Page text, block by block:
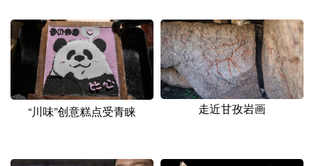
多语种频道
English Español Français عربى
Русский язык 日本語 한국어
“川味”创意糕点受青睐 走近甘孜岩画